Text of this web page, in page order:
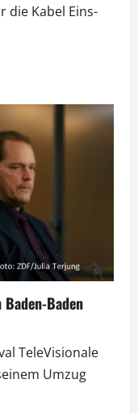
die Kabel Eins-
Baden
TeleVisionale
Umzug